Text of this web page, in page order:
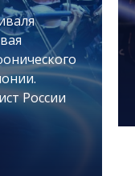
России